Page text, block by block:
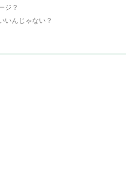
ジ？
いんじゃない？